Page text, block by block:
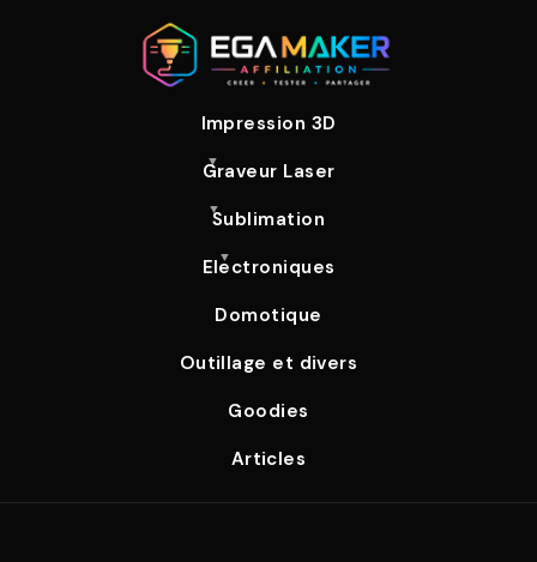
Impression 3D
Graveur Laser
Sublimation
Electroniques
Domotique
Outillage et divers
Goodies
Articles